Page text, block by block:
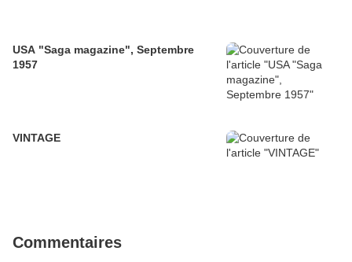
USA "Saga magazine", Septembre
1957
VINTAGE
Commentaires